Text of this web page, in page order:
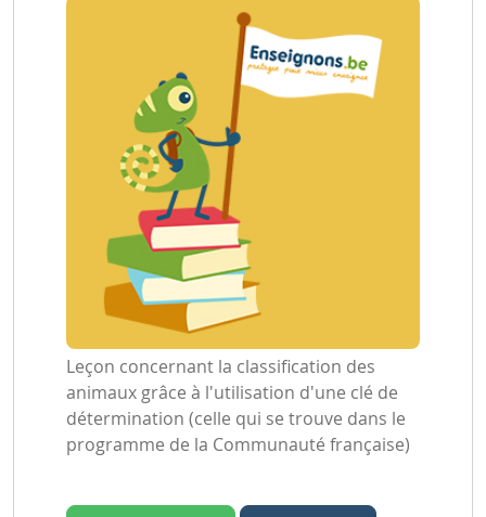
Leçon concernant la classification des
animaux grâce à l'utilisation d'une clé de
détermination (celle qui se trouve dans le
programme de la Communauté française)